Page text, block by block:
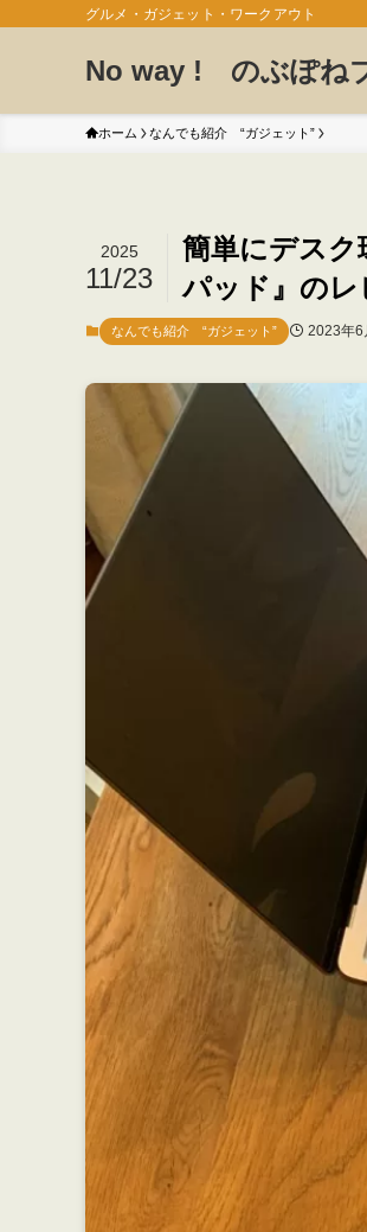
グルメ・ガジェット・ワークアウト
No way ! のぶぽね
ホーム なんでも紹介 “ガジェット”
簡単にデスク
パッド』のレ
2025
11/23
なんでも紹介 “ガジェット” 2023年6